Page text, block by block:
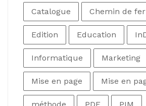
Catalogue Chemin de fer
Edition Education
Informatique Marketing
Mise en page Mise en